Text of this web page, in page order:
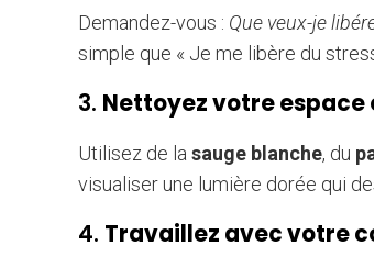
Demandez-vous : Que veux-je
simple que « Je me libère du
3. Nettoyez votre
Utilisez de la sauge blanche, du
visualiser une lumière dorée qui
4. Travaillez avec votre